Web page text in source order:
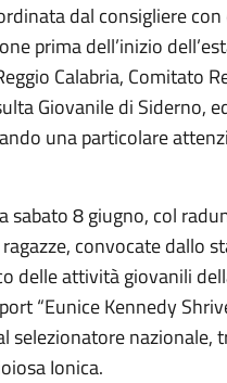
dal consigliere
prima dell’inizio
Calabria, Comitato
Giovanile di Siderno,
una particolare
sabato 8 giugno, col
convocate dallo
delle attività giovanili
“Eunice Kennedy
selezionatore nazionale,
Ionica.